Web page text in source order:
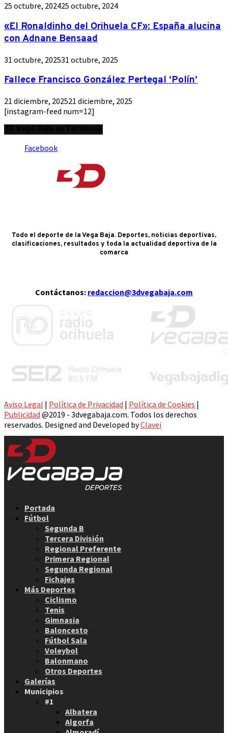
25 octubre, 202425 octubre, 2024
«El Ronaldinho del Orihuela CF»: España alucina
con Adnane Bensaad
31 octubre, 202531 octubre, 2025
Fallece Francisco González Pertegal ‘Polín’
21 diciembre, 202521 diciembre, 2025
[instagram-feed num=12]
Facebook
Todo el deporte de la Vega Baja. Deportes, noticias deportivas,
clasificaciones, resultados y toda la actualidad deportiva de la
comarca
Contáctanos: redaccion@3dvegabaja.com
Aviso Legal | Política de Privacidad | Política de Cookies |
Publicidad @2019 - 3dvegabaja.com. Todos los derechos
reservados. Designed and Developed byClavei
Portada
Fútbol
Segunda B
Tercera División
Regional Preferente
Primera Regional
Segunda Regional
Fichajes
Más Deportes
Ciclismo
Tenis
Gimnasia
Baloncesto
Fútbol Sala
Voleybol
Balonmano
Otros Deportes
Galerías
Municipios
#1
Albatera
Algorfa